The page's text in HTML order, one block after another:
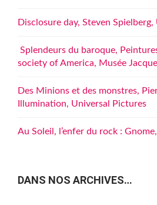
Disclosure day, Steven Spielberg,
Splendeurs du baroque,
society of America, Musée
Des Minions et des monstres,
Illumination, Universal Pictures
Au Soleil, l’enfer du rock :
DANS NOS ARCHIVES…